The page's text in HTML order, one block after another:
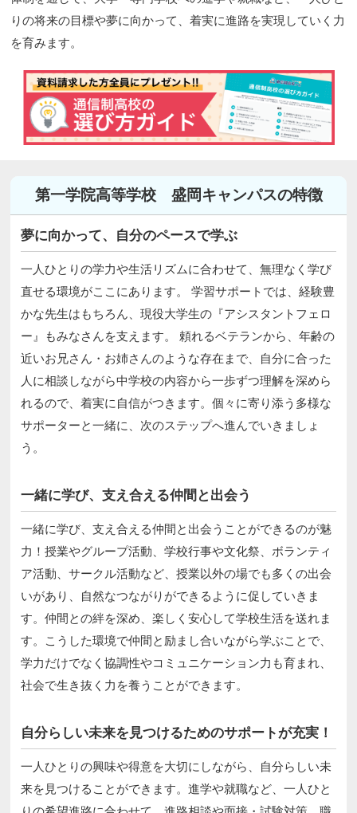
りの将来の目標や夢に向かって、着実に進路を実現していく力
を育みます。
第一学院高等学校 盛岡キャンパスの特徴
夢に向かって、自分のペースで学ぶ
一人ひとりの学力や生活リズムに合わせて、無理なく学び
直せる環境がここにあります。 学習サポートでは、経験豊
かな先生はもちろん、現役大学生の『アシスタントフェロ
ー』もみなさんを支えます。 頼れるベテランから、年齢の
近いお兄さん・お姉さんのような存在まで、自分に合った
人に相談しながら中学校の内容から一歩ずつ理解を深めら
れるので、着実に自信がつきます。個々に寄り添う多様な
サポーターと一緒に、次のステップへ進んでいきましょ
う。
一緒に学び、支え合える仲間と出会う
一緒に学び、支え合える仲間と出会うことができるのが魅
力！授業やグループ活動、学校行事や文化祭、ボランティ
ア活動、サークル活動など、授業以外の場でも多くの出会
いがあり、自然なつながりができるように促していきま
す。仲間との絆を深め、楽しく安心して学校生活を送れま
す。こうした環境で仲間と励まし合いながら学ぶことで、
学力だけでなく協調性やコミュニケーション力も育まれ、
社会で生き抜く力を養うことができます。
自分らしい未来を見つけるためのサポートが充実！
一人ひとりの興味や得意を大切にしながら、自分らしい未
来を見つけることができます。進学や就職など、一人ひと